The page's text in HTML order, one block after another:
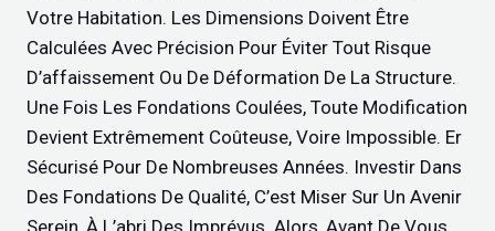
Votre Habitation. Les Dimensions Doivent Être
Calculées Avec Précision Pour Éviter Tout Risque
D’affaissement Ou De Déformation De La Structure.
Une Fois Les Fondations Coulées, Toute Modification
Devient Extrêmement Coûteuse, Voire Impossible. Er
Sécurisé Pour De Nombreuses Années. Investir Dans
Des Fondations De Qualité, C’est Miser Sur Un Avenir
Serein, À L’abri Des Imprévus. Alors, Avant De Vous